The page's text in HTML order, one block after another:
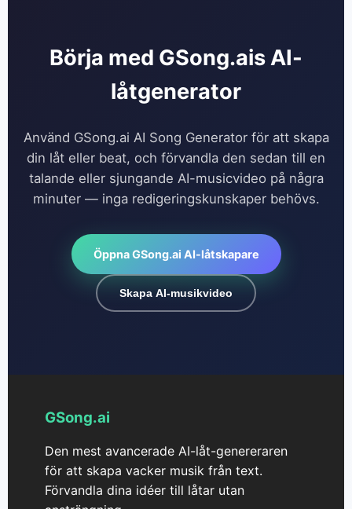
Börja med GSong.ais AI-
låtgenerator
Använd GSong.ai AI Song Generator för att skapa
din låt eller beat, och förvandla den sedan till en
talande eller sjungande AI-musicvideo på några
minuter — inga redigeringskunskaper behövs.
Öppna GSong.ai AI-låtskapare
Skapa AI-musikvideo
GSong.ai
Den mest avancerade AI-låt-genereraren
för att skapa vacker musik från text.
Förvandla dina idéer till låtar utan